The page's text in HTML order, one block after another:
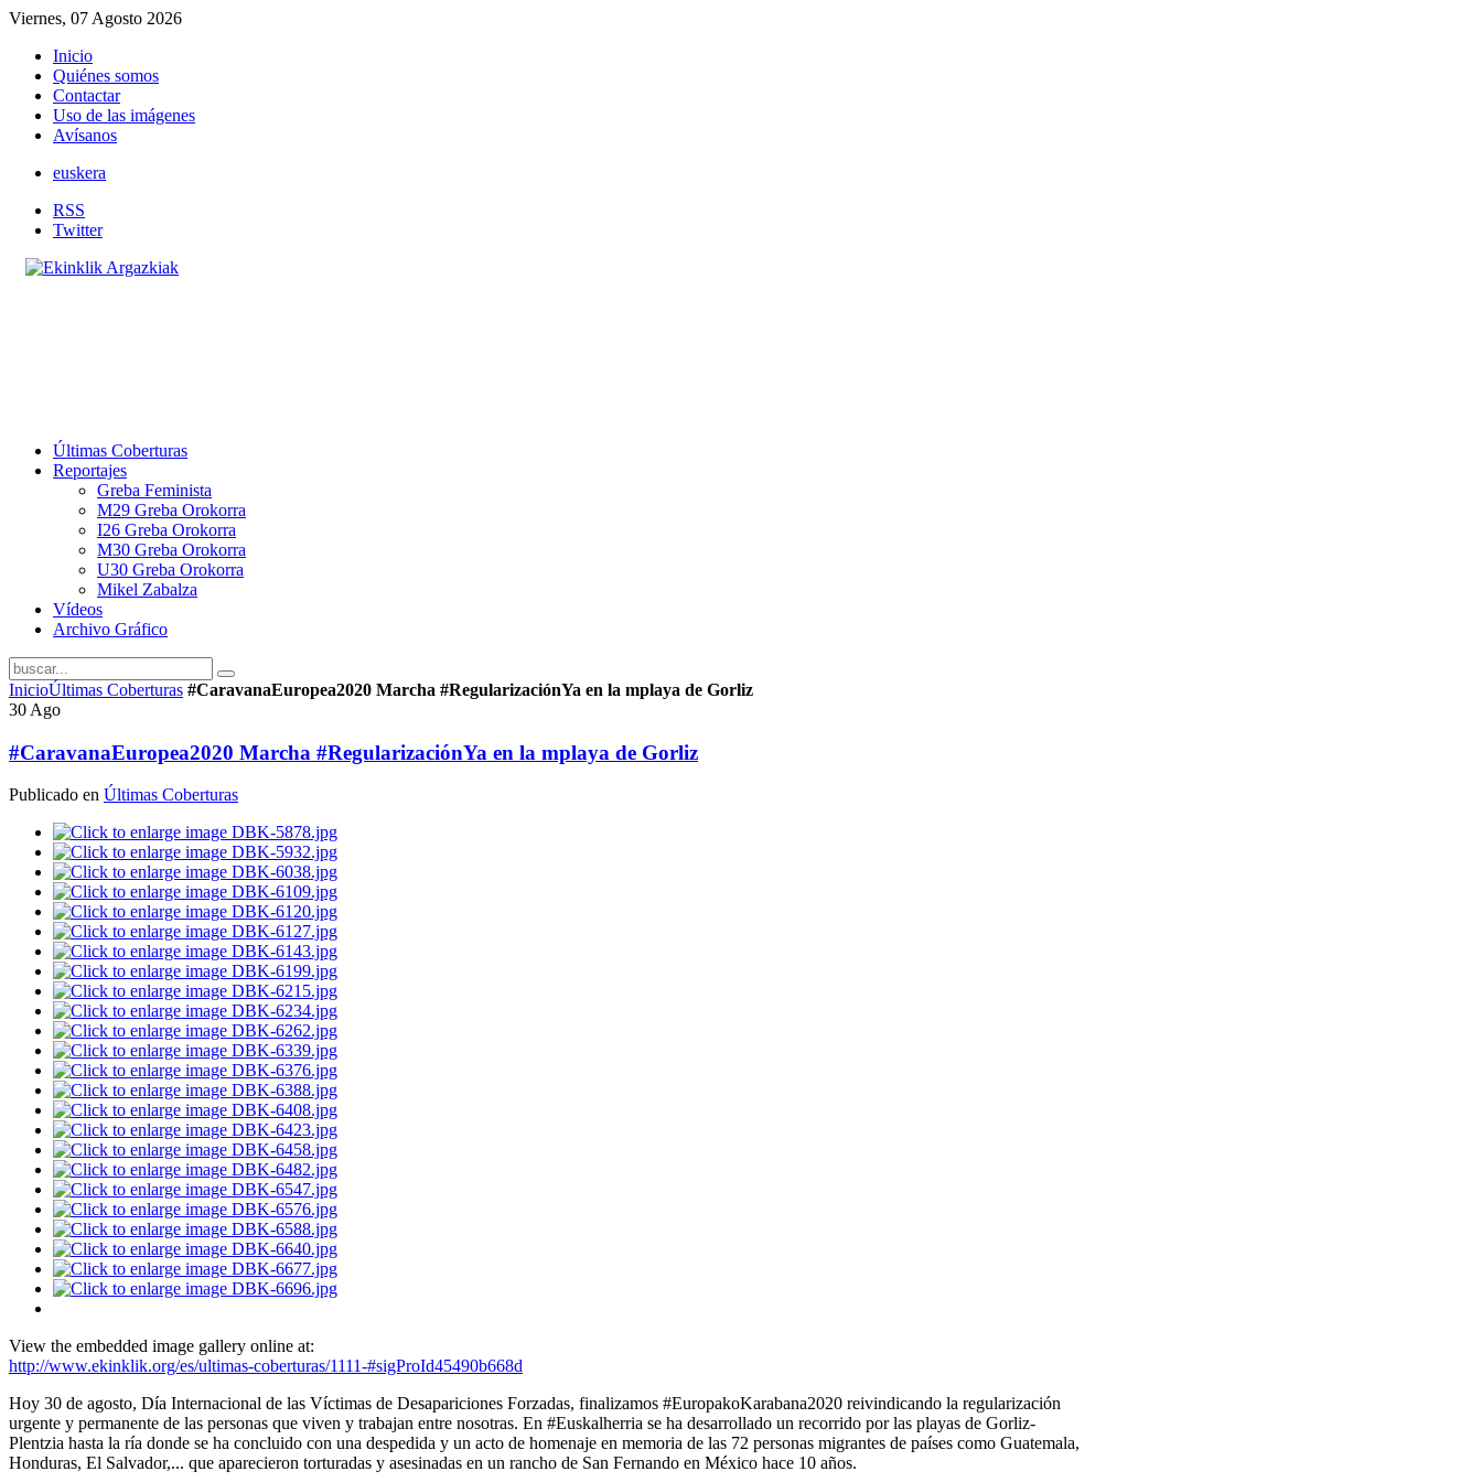
Viernes, 07 Agosto 2026
Inicio
Quiénes somos
Contactar
Uso de las imágenes
Avísanos
euskera
RSS
Twitter
Últimas Coberturas
Reportajes
Greba Feminista
M29 Greba Orokorra
I26 Greba Orokorra
M30 Greba Orokorra
U30 Greba Orokorra
Mikel Zabalza
Vídeos
Archivo Gráfico
InicioÚltimas Coberturas #CaravanaEuropea2020 Marcha #RegularizaciónYa en la mplaya de Gorliz
30 Ago
#CaravanaEuropea2020 Marcha #RegularizaciónYa en la mplaya de Gorliz
Publicado en Últimas Coberturas
View the embedded image gallery online at:
http://www.ekinklik.org/es/ultimas-coberturas/1111-#sigProId45490b668d
Hoy 30 de agosto, Día Internacional de las Víctimas de Desapariciones Forzadas, finalizamos #EuropakoKarabana2020 reivindicando la regularización
urgente y permanente de las personas que viven y trabajan entre nosotras. En #Euskalherria se ha desarrollado un recorrido por las playas de Gorliz-
Plentzia hasta la ría donde se ha concluido con una despedida y un acto de homenaje en memoria de las 72 personas migrantes de países como Guatemala,
Honduras, El Salvador,... que aparecieron torturadas y asesinadas en un rancho de San Fernando en México hace 10 años.